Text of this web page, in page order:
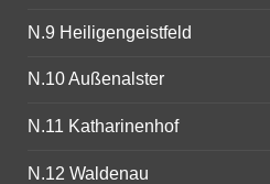
N.9 Heiligengeistfeld
N.10 Außenalster
N.11 Katharinenhof
N.12 Waldenau